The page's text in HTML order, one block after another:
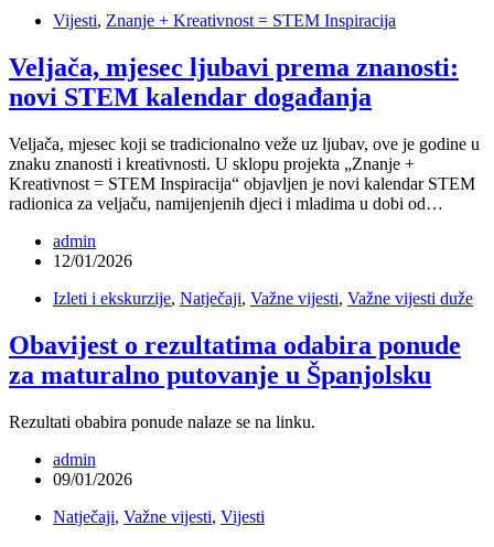
Vijesti, Znanje + Kreativnost = STEM Inspiracija
Veljača, mjesec ljubavi prema znanosti:
novi STEM kalendar događanja
Veljača, mjesec koji se tradicionalno veže uz ljubav, ove je godine u
znaku znanosti i kreativnosti. U sklopu projekta „Znanje +
Kreativnost = STEM Inspiracija“ objavljen je novi kalendar STEM
radionica za veljaču, namijenjenih djeci i mladima u dobi od…
admin
12/01/2026
Izleti i ekskurzije, Natječaji, Važne vijesti, Važne vijesti duže
Obavijest o rezultatima odabira ponude
za maturalno putovanje u Španjolsku
Rezultati obabira ponude nalaze se na linku.
admin
09/01/2026
Natječaji, Važne vijesti, Vijesti